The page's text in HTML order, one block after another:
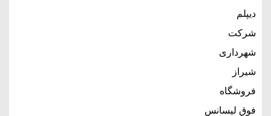
دیپلم
شرکت
شهرداری
شیراز
فروشگاه
فوق لیسانس